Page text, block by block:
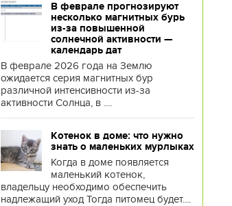
В феврале прогнозируют
несколько магнитных бурь
из-за повышенной
солнечной активности —
календарь дат
В феврале 2026 года на Землю
ожидается серия магнитных бур
различной интенсивности из-за
активности Солнца, в ....
Котенок в доме: что нужно
знать о маленьких мурлыках
Когда в доме появляется
маленький котенок,
владельцу необходимо обеспечить
надлежащий уход Тогда питомец будет....